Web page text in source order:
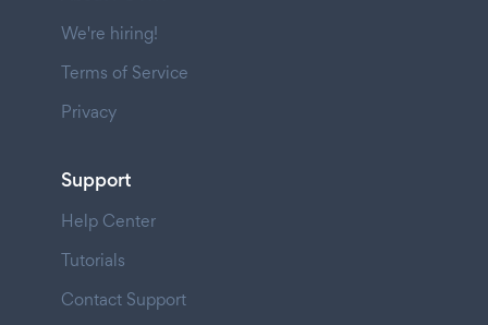
We're hiring!
Terms of Service
Privacy
Support
Help Center
Tutorials
Contact Support